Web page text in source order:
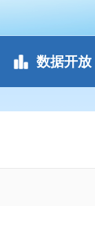
数据开放